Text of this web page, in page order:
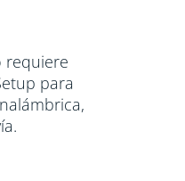
requiere
para